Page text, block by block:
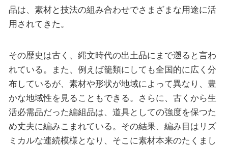
品は、素材と技法の組み合わせでさまざまな用途に活
用されてきた。
その歴史は古く、縄文時代の出土品にまで遡ると言わ
れている。また、例えば籠類にしても全国的に広く分
布しているが、素材や形状が地域によって異なり、豊
かな地域性を見ることもできる。さらに、古くから生
活必需品だった編組品は、道具としての強度を保つた
め丈夫に編みこまれている。その結果、編み目はリズ
ミカルな連続模様となり、そこに素材本来のたくまし